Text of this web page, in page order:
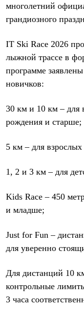
Теплое термобелье
Легкое термобелье
Лёгкая одежда
Футболки
Рубашки
Толстовки
Брюки
Женская одежда
Утепленная пухом
Куртки
Жилеты
Утепленная
Брюки
Софтшелл одежда
Куртки
Рубашки
Толстовки
Термобелье
Среднее термобелье
Легкое термобелье
многолетний
грандиозного
IT Ski Race 2026
лыжной трассе в
программе
новичков:
30 км и 10 км – для
рождения и старше;
5 км – для
1, 2 и 3 км – для
Kids Race – 450
и младше;
Just for Fun –
для уверенно
Для дистанций 10
контрольные
3 часа